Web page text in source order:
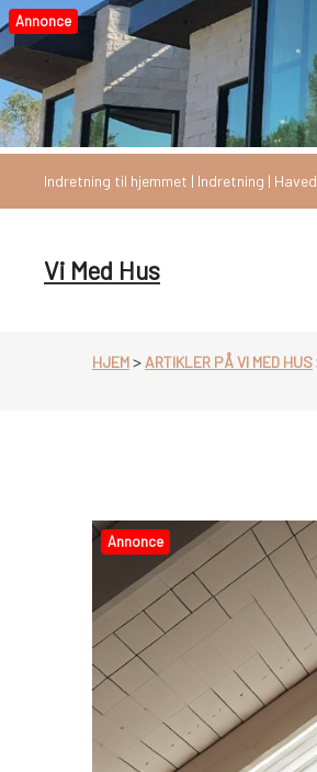
Videre
til
Annonce
Indretning til hjemmet | Indretning |
Vi Med Hus
HJEM> ARTIKLER PÅ VI MED HUS
Annonce